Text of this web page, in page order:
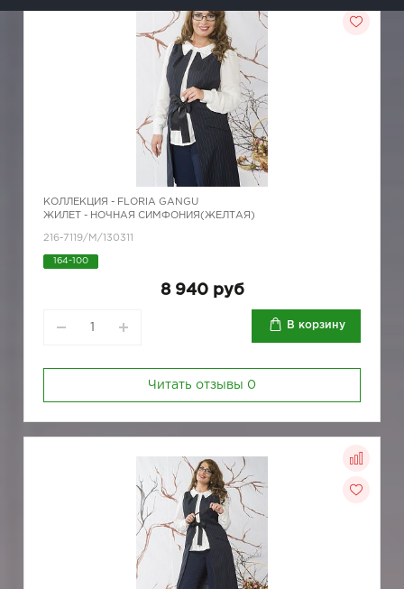
КОЛЛЕКЦИЯ - FLORIA GANGU
ЖИЛЕТ - НОЧНАЯ СИМФОНИЯ(ЖЕЛТАЯ)
216-7119/М/130311
164-100
8 940 руб
В корзину
Читать отзывы 0